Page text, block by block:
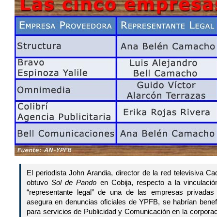
El periodista John Arandia, director de la red televisiva
obtuvoSol de Pando en Cobija, respecto a la
“representante legal” de una de las empresas
asegura en denuncias oficiales de YPFB, se habrían
para servicios de Publicidad y Comunicación en la